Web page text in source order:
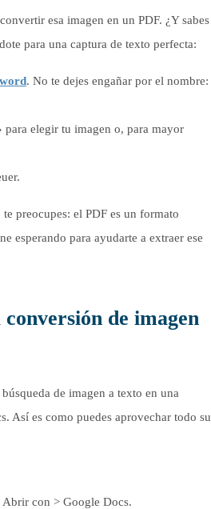
esa imagen en un PDF. ¿Y sabes
para una captura de texto perfecta:
. No te dejes engañar por el nombre:
elegir tu imagen o, para mayor
preocupes: el PDF es un formato
esperando para ayudarte a extraer ese
de imagen
de imagen a texto en una
Así es como puedes aprovechar todo su
con > Google Docs.